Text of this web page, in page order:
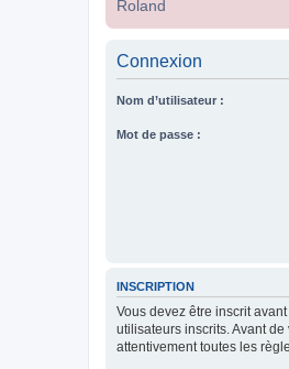
Roland
Connexion
Nom d’utilisateur :
Mot de passe :
INSCRIPTION
Vous devez être inscrit
utilisateurs inscrits. Avant
attentivement toutes les